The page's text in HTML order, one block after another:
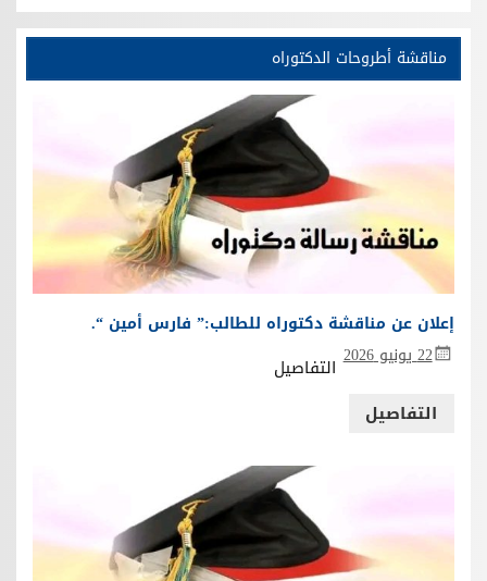
مناقشة أطروحات الدكتوراه
إعلان عن مناقشة دكتوراه للطالب:” فارس أمين “.
22 يونيو 2026
التفاصيل
التفاصيل